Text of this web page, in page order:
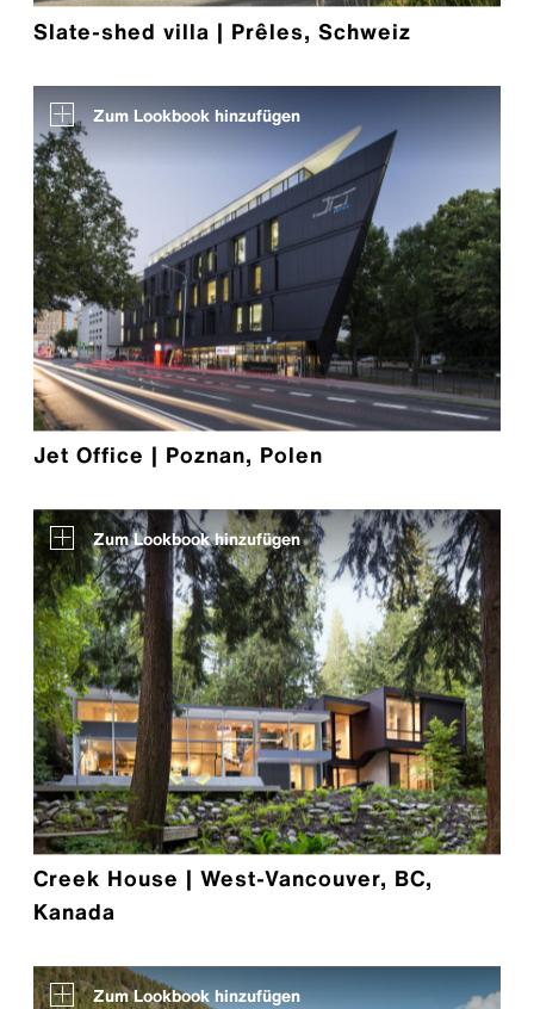
Slate-shed villa | Prêles, Schweiz
Zum Lookbook hinzufügen
Jet Office | Poznan, Polen
Zum Lookbook hinzufügen
Creek House | West-Vancouver, BC,
Kanada
Zum Lookbook hinzufügen